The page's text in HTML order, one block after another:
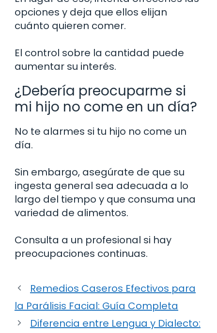
opciones y deja que ellos elijan
cuánto quieren comer.
El control sobre la cantidad puede
aumentar su interés.
¿Debería preocuparme si
mi hijo no come en un día?
No te alarmes si tu hijo no come un
día.
Sin embargo, asegúrate de que su
ingesta general sea adecuada a lo
largo del tiempo y que consuma una
variedad de alimentos.
Consulta a un profesional si hay
preocupaciones continuas.
Remedios Caseros Efectivos para
la Parálisis Facial: Guía Completa
Diferencia entre Lengua y Dialecto: